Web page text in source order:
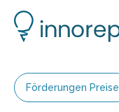
Förderungen Preise